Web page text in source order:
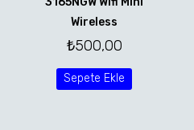
Wireless
₺500,00
Sepete Ekle